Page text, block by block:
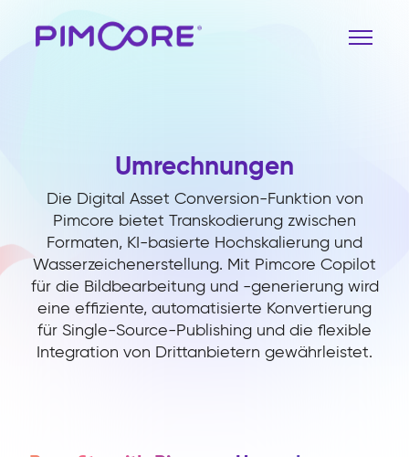
Umrechnungen
Die Digital Asset Conversion-Funktion von
Pimcore bietet Transkodierung zwischen
Formaten, KI-basierte Hochskalierung und
Wasserzeichenerstellung. Mit Pimcore Copilot
für die Bildbearbeitung und -generierung wird
eine effiziente, automatisierte Konvertierung
für Single-Source-Publishing und die flexible
Integration von Drittanbietern gewährleistet.